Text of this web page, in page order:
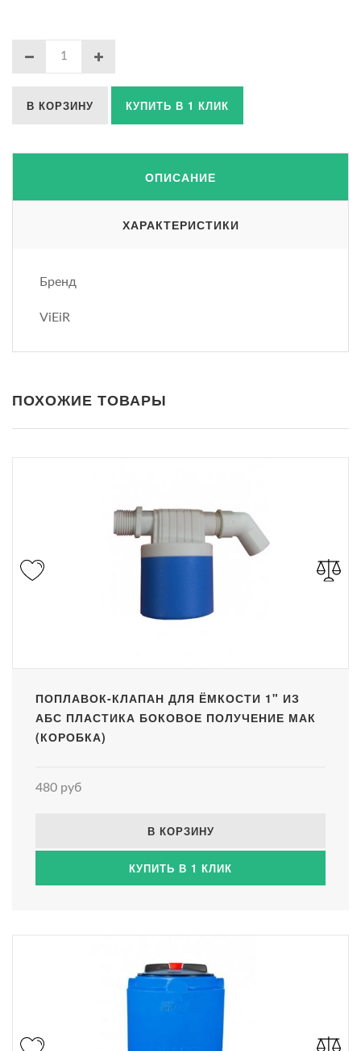
В КОРЗИНУ КУПИТЬ В 1 КЛИК
ОПИСАНИЕ
ХАРАКТЕРИСТИКИ
Бренд
ViEiR
ПОХОЖИЕ ТОВАРЫ
ПОПЛАВОК-КЛАПАН ДЛЯ ЁМКОСТИ 1" ИЗ
АБС ПЛАСТИКА БОКОВОЕ ПОЛУЧЕНИЕ МАК
(КОРОБКА)
480 руб
В КОРЗИНУ
КУПИТЬ В 1 КЛИК